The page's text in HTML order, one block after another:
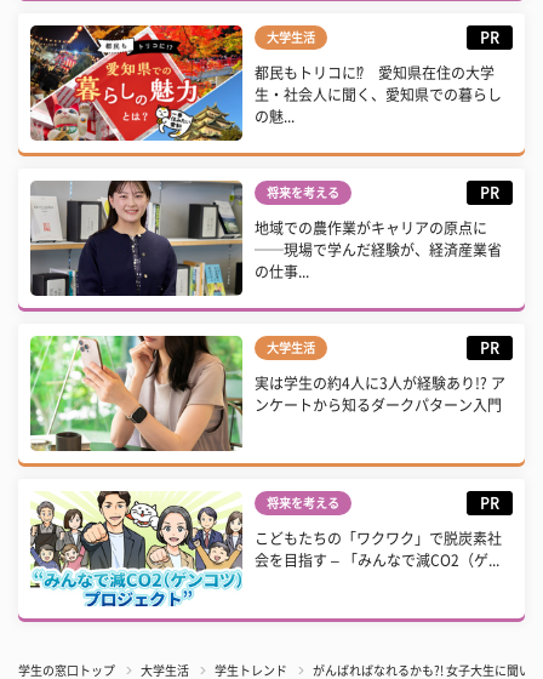
大学生活 PR
都民もトリコに⁉ 愛知県在住の大学
生・社会人に聞く、愛知県での暮らし
の魅...
将来を考える PR
地域での農作業がキャリアの原点に
──現場で学んだ経験が、経済産業省
の仕事...
大学生活 PR
実は学生の約4人に3人が経験あり!? ア
ンケートから知るダークパターン入門
将来を考える PR
こどもたちの「ワクワク」で脱炭素社
会を目指す – 「みんなで減CO2（ゲ...
学生の窓口トップ 大学生活 学生トレンド がんばればなれるかも?! 女子大生に聞い